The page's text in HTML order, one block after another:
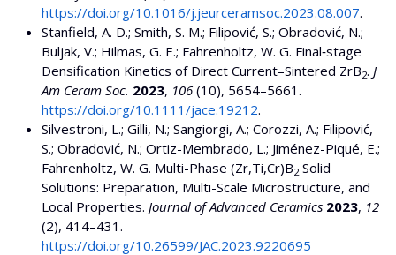
https://doi.org/10.1016/j.jeurceramsoc.2023.08.007.
Stanfield, A. D.; Smith, S. M.; Filipović, S.; Obradović, N.;
Buljak, V.; Hilmas, G. E.; Fahrenholtz, W. G. Final‐stage
Densification Kinetics of Direct Current–Sintered ZrB2. J
Am Ceram Soc. 2023, 106 (10), 5654–5661.
https://doi.org/10.1111/jace.19212.
Silvestroni, L.; Gilli, N.; Sangiorgi, A.; Corozzi, A.; Filipović,
S.; Obradović, N.; Ortiz-Membrado, L.; Jiménez-Piqué, E.;
Fahrenholtz, W. G. Multi-Phase (Zr,Ti,Cr)B2 Solid
Solutions: Preparation, Multi-Scale Microstructure, and
Local Properties. Journal of Advanced Ceramics 2023, 12
(2), 414–431.
https://doi.org/10.26599/JAC.2023.9220695